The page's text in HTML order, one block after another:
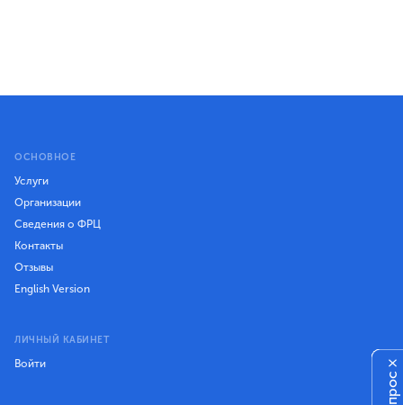
ОСНОВНОЕ
Услуги
Организации
Сведения о ФРЦ
Контакты
Отзывы
English Version
ЛИЧНЫЙ КАБИНЕТ
Войти ×